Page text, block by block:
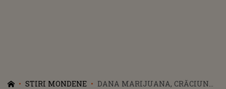
STIRI MONDENE
DANA MARIJUANA, CRĂCIUN